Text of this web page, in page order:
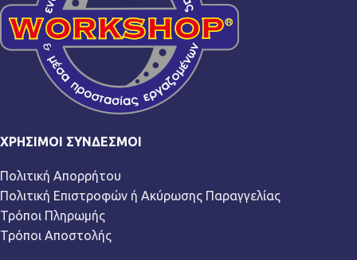
ΧΡΉΣΙΜΟΙ ΣΎΝΔΕΣΜΟΙ
Πολιτική Απορρήτου
Πολιτική Επιστροφών ή Ακύρωσης Παραγγελίας
Τρόποι Πληρωμής
Τρόποι Αποστολής